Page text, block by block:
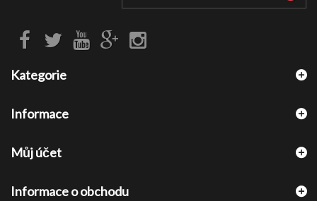
Kategorie
Informace
Můj účet
Informace o obchodu